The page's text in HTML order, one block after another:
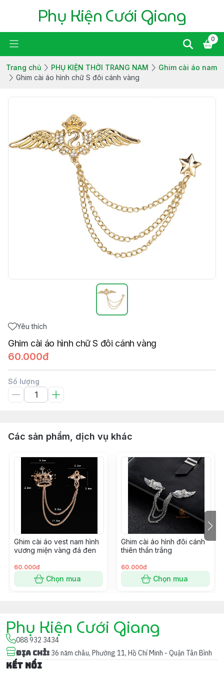
Phụ Kiện Cưới Giang
0
Trang chủ PHỤ KIỆN THỜI TRANG NAM
Ghim cài áo nam
Ghim cài áo hình chữ S đôi cánh vàng
Yêu thích
Ghim cài áo hình chữ S đôi cánh vàng
60.000đ
Số lượng
Các sản phẩm, dịch vụ khác
Ghim cài áo vest nam hình
vương miện vàng đá đen
60.000đ
Chọn mua
Ghim cài áo hình đôi cánh
thiên thần trắng
60.000đ
Chọn mua
Phụ Kiện Cưới Giang
088 932 3434
Địa chỉ: 36 năm châu, Phường 11, Hồ Chí Minh - Quận Tân Bình
Kết nối